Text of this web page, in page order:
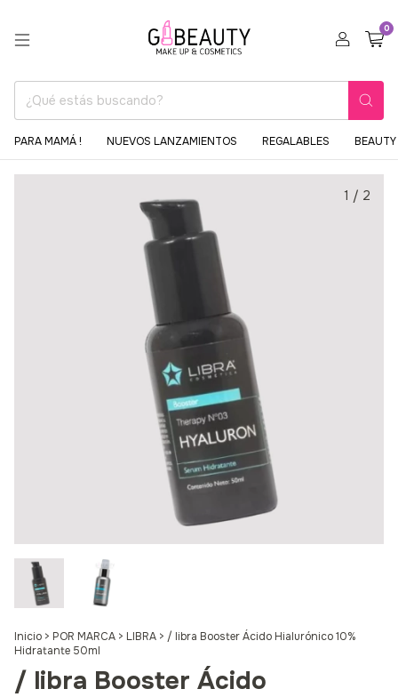
0
PARA MAMÁ ! NUEVOS LANZAMIENTOS REGALABLES
1 / 2
Inicio > POR MARCA > LIBRA > / libra Booster Ácido Hialurónico 10%
Hidratante 50ml
/ libra Booster Ácido